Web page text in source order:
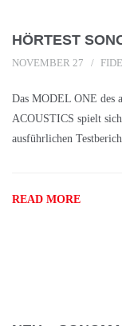
HÖRTEST
NOVEMBER 27
Das MODEL ONE des
ACOUSTICS spielt
ausführlichen
READ MORE